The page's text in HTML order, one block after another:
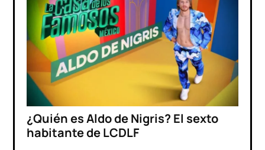
¿Quién es Aldo de Nigris? El sexto
habitante de LCDLF